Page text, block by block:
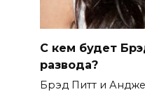
С кем будет
развода?
Брэд Питт и